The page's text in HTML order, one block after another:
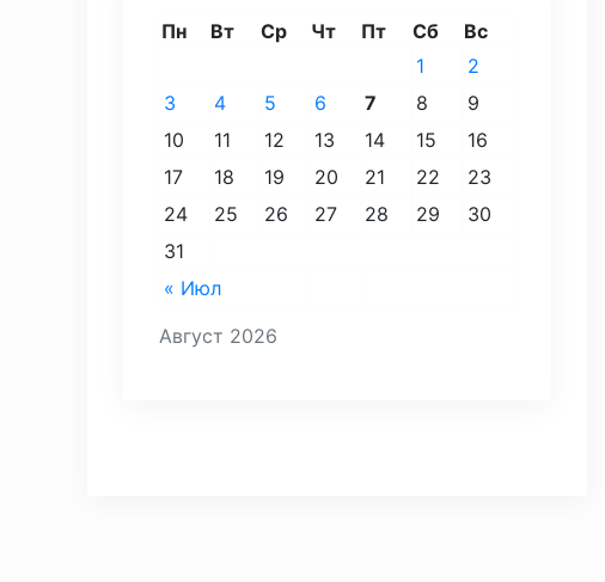
Август 2026
Пн Вт Ср Чт Пт Сб Вс
« Июл
1
2
3
4 5 6 7 8
9
10
11 12 13 14 15
16
17
18 19 20 21 22
23
24
25 26 27 28 29
30
31